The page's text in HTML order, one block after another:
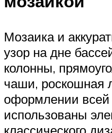
Мозаика и
узор на дне
колонны,
чаши, роскошная
оформлении всей
использованы